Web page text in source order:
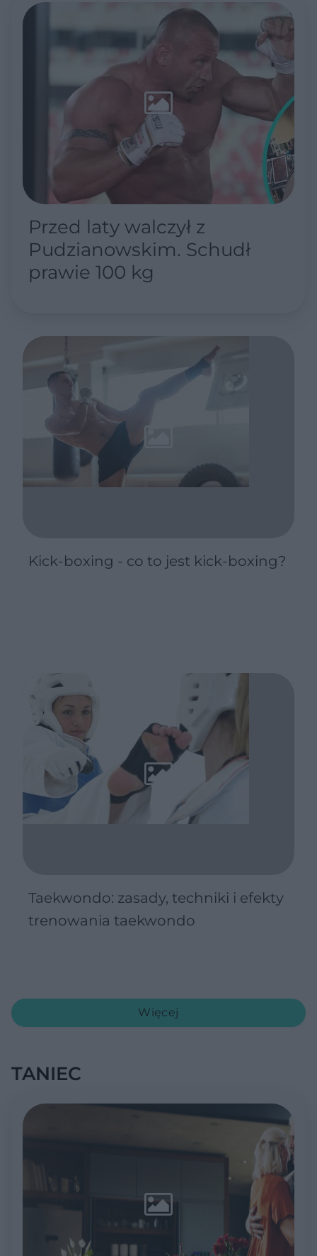
Przed laty walczył z
Pudzianowskim. Schudł
prawie 100 kg
Kick-boxing - co to jest kick-boxing?
Taekwondo: zasady, techniki i efekty
trenowania taekwondo
Więcej
TANIEC